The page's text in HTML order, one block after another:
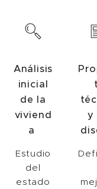
Análisis
inicial
de la
viviend
a
Estudio
del
estado
y